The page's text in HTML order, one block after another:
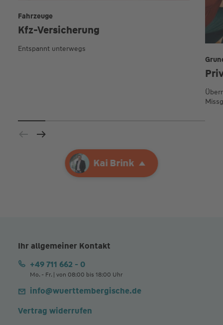
Ihre AgenturKai Brink
Kai Brink
Kfz-Versicherung
Fahrzeuge
Entspannt unterwegs
Ihr allgemeiner Kontakt
+49 711 662 - 0
Mo. - Fr. | von 08:00 bis 18:00 Uhr
info@wuerttembergische.de
Vertrag widerrufen